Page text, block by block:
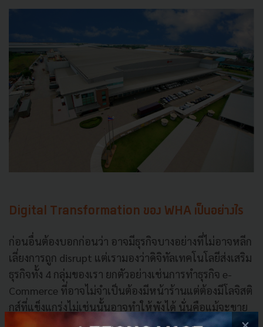
Digital Transformation ของ WHA เป็นอย่างไร
ก่อนอื่นต้องบอกก่อนว่า อาจมีธุรกิจบางอย่างที่ไม่อาจหลีก
เลี่ยงการถูก disrupt แต่เรามองว่าดิจิทัลเทคโนโลยีส่งเสริม
ธุรกิจทั้ง 4 กลุ่มของเรา ยกตัวอย่างเช่นการทำธุรกิจ e-
Commerce ที่อาจไม่จำเป็นต้องมีหน้าร้านแต่ต้องมีโลจิสติ
กส์ที่แข็งแกร่งไม่เช่นนั้นอาจทำให้พังได้ นั่นคือแม้จะขาย
ของได้แต่ถ้าส่งสินค้าผิดหรือมีบริการที่ไม่ดีก็ทำให้ขาด